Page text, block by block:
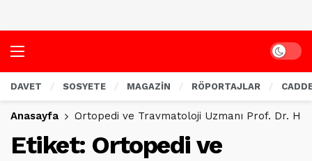
Dark
DAVET SOSYETE MAGAZİN RÖPORTAJLAR
Anasayfa Ortopedi ve Travmatoloji Uzmanı Prof. Dr.
Etiket: Ortopedi ve